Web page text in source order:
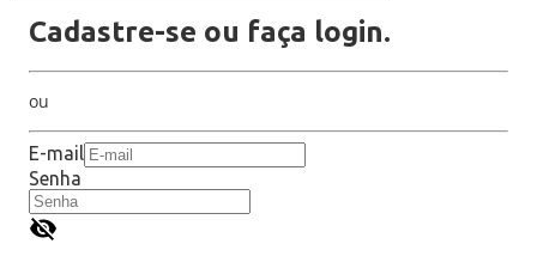
Cadastre-se ou faça login.
ou
E-mail
Senha